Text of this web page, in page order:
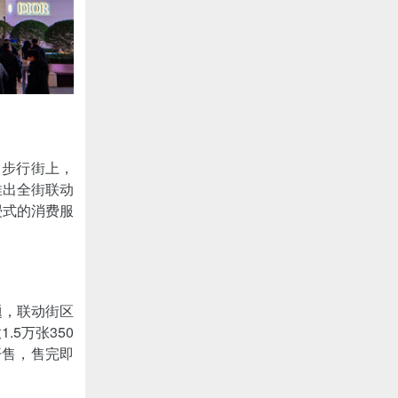
行街上，
全街联动
的消费服
联动街区
万张350
，售完即